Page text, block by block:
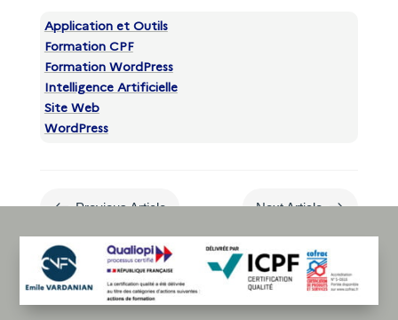
Application et Outils
Formation CPF
Formation WordPress
Intelligence Artificielle
Site Web
WordPress
# Previous Article Next Article $